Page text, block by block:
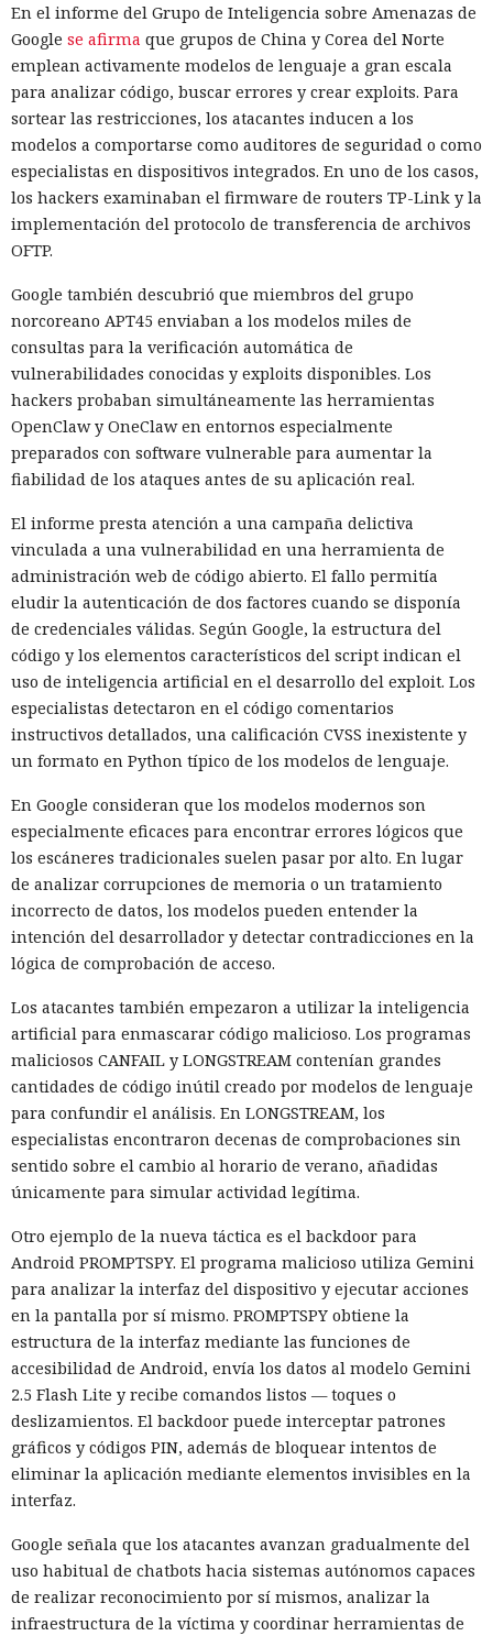
En el informe del Grupo de Inteligencia sobre Amenazas de
Google se afirma que grupos de China y Corea del Norte
emplean activamente modelos de lenguaje a gran escala
para analizar código, buscar errores y crear exploits. Para
sortear las restricciones, los atacantes inducen a los
modelos a comportarse como auditores de seguridad o como
especialistas en dispositivos integrados. En uno de los casos,
los hackers examinaban el firmware de routers TP-Link y la
implementación del protocolo de transferencia de archivos
OFTP.
Google también descubrió que miembros del grupo
norcoreano APT45 enviaban a los modelos miles de
consultas para la verificación automática de
vulnerabilidades conocidas y exploits disponibles. Los
hackers probaban simultáneamente las herramientas
OpenClaw y OneClaw en entornos especialmente
preparados con software vulnerable para aumentar la
fiabilidad de los ataques antes de su aplicación real.
El informe presta atención a una campaña delictiva
vinculada a una vulnerabilidad en una herramienta de
administración web de código abierto. El fallo permitía
eludir la autenticación de dos factores cuando se disponía
de credenciales válidas. Según Google, la estructura del
código y los elementos característicos del script indican el
uso de inteligencia artificial en el desarrollo del exploit. Los
especialistas detectaron en el código comentarios
instructivos detallados, una calificación CVSS inexistente y
un formato en Python típico de los modelos de lenguaje.
En Google consideran que los modelos modernos son
especialmente eficaces para encontrar errores lógicos que
los escáneres tradicionales suelen pasar por alto. En lugar
de analizar corrupciones de memoria o un tratamiento
incorrecto de datos, los modelos pueden entender la
intención del desarrollador y detectar contradicciones en la
lógica de comprobación de acceso.
Los atacantes también empezaron a utilizar la inteligencia
artificial para enmascarar código malicioso. Los programas
maliciosos CANFAIL y LONGSTREAM contenían grandes
cantidades de código inútil creado por modelos de lenguaje
para confundir el análisis. En LONGSTREAM, los
especialistas encontraron decenas de comprobaciones sin
sentido sobre el cambio al horario de verano, añadidas
únicamente para simular actividad legítima.
Otro ejemplo de la nueva táctica es el backdoor para
Android PROMPTSPY. El programa malicioso utiliza Gemini
para analizar la interfaz del dispositivo y ejecutar acciones
en la pantalla por sí mismo. PROMPTSPY obtiene la
estructura de la interfaz mediante las funciones de
accesibilidad de Android, envía los datos al modelo Gemini
2.5 Flash Lite y recibe comandos listos — toques o
deslizamientos. El backdoor puede interceptar patrones
gráficos y códigos PIN, además de bloquear intentos de
eliminar la aplicación mediante elementos invisibles en la
interfaz.
Google señala que los atacantes avanzan gradualmente del
uso habitual de chatbots hacia sistemas autónomos capaces
de realizar reconocimiento por sí mismos, analizar la
infraestructura de la víctima y coordinar herramientas de